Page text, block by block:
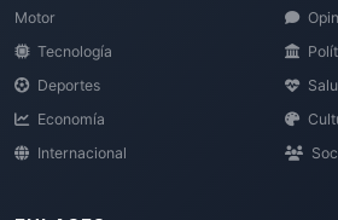
Motor
Tecnología
Deportes
Economía
Internacional